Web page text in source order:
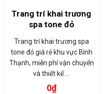
Trang trí khai trương
spa tone đỏ
Trang trí khai trương spa
tone đỏ giá rẻ khu vực Bình
Thạnh, miễn phí vận chuyển
và thiết kế.…
0₫